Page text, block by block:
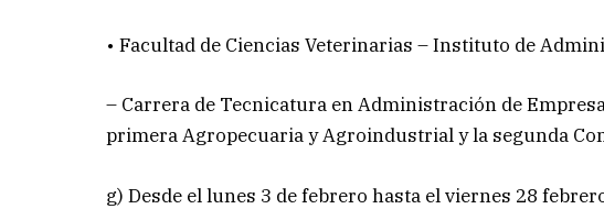
• Facultad de Ciencias Veterinarias – Instituto de
– Carrera de Tecnicatura en Administración de
primera Agropecuaria y Agroindustrial y la segunda
g) Desde el lunes 3 de febrero hasta el viernes 28